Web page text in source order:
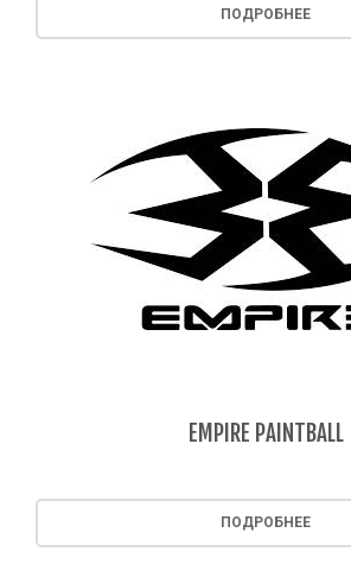
ПОДРОБНЕЕ
EMPIRE PAINTBALL
ПОДРОБНЕЕ